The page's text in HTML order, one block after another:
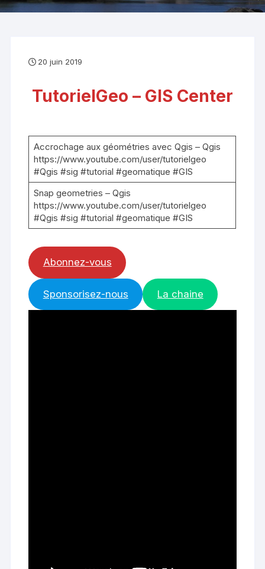
20 juin 2019
TutorielGeo – GIS Center
Accrochage aux géométries avec Qgis – Qgis
https://www.youtube.com/user/tutorielgeo
#Qgis #sig #tutorial #geomatique #GIS
Snap geometries – Qgis
https://www.youtube.com/user/tutorielgeo
#Qgis #sig #tutorial #geomatique #GIS
Abonnez-vous
Sponsorisez-nous La chaine